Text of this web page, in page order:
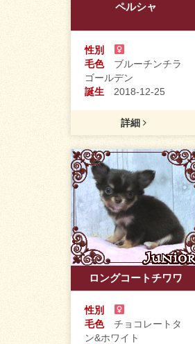
ペルシャ
性別
毛色ブルーチンチラ
ゴールデン
誕生 2018-12-25
詳細
ロングコートチワワ
性別
毛色チョコレートタ
ン&ホワイト